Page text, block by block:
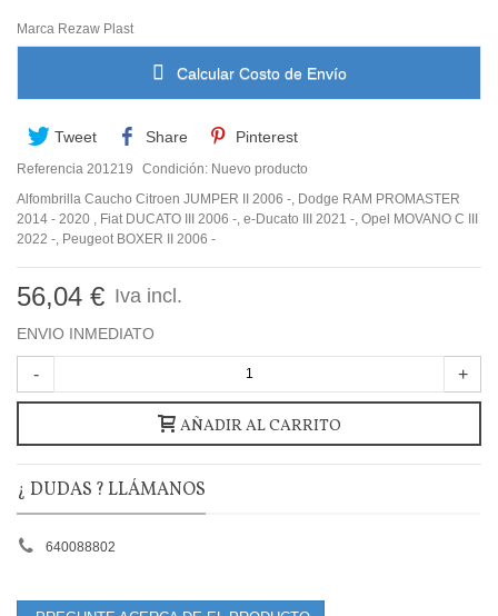
Marca Rezaw Plast
Calcular Costo de Envío
Tweet Share Pinterest
Referencia 201219 Condición: Nuevo producto
Alfombrilla Caucho Citroen JUMPER II 2006 -, Dodge RAM PROMASTER
2014 - 2020 , Fiat DUCATO III 2006 -, e-Ducato III 2021 -, Opel MOVANO C III
2022 -, Peugeot BOXER II 2006 -
56,04 € Iva incl.
ENVIO INMEDIATO
- +
AÑADIR AL CARRITO
¿ DUDAS ? LLÁMANOS
640088802